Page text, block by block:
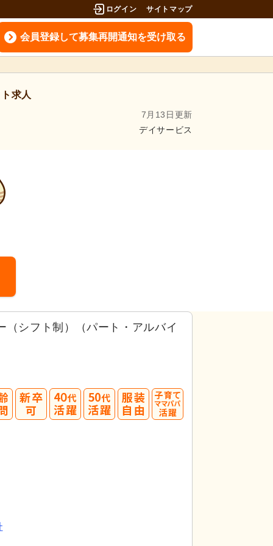
ログイン サイトマップ
会員登録して募集再開通知を受け取る
求人
7月13日更新
デイサービス
（シフト制）（パート・アルバイ